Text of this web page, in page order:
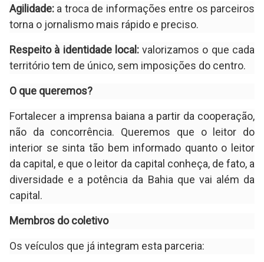
Agilidade: a troca de informações entre os parceiros
torna o jornalismo mais rápido e preciso.
Respeito à identidade local:valorizamos o que cada
território tem de único, sem imposições do centro.
O que queremos?
Fortalecer a imprensa baiana a partir da cooperação,
não da concorrência. Queremos que o leitor do
interior se sinta tão bem informado quanto o leitor
da capital, e que o leitor da capital conheça, de fato, a
diversidade e a potência da Bahia que vai além da
capital.
Membros do coletivo
Os veículos que já integram esta parceria: